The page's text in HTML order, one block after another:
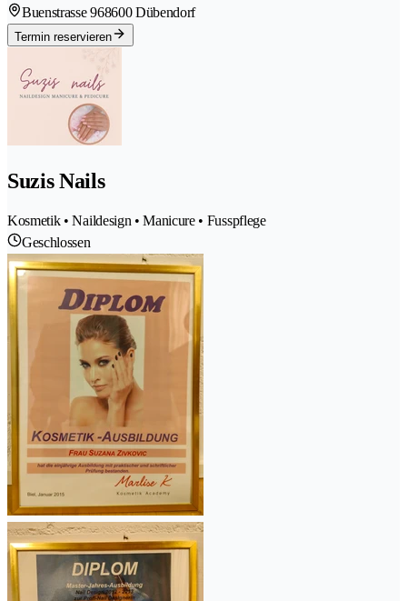
Buenstrasse 968600 Dübendorf
Termin reservieren
Suzis Nails
Kosmetik • Naildesign • Manicure • Fusspflege
Geschlossen